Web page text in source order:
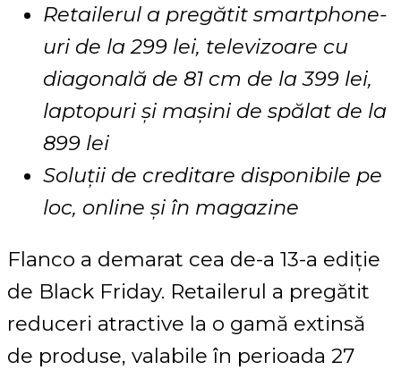
Retailerul a pregătit smartphone-
uri de la 299 lei, televizoare cu
diagonală de 81 cm de la 399 lei,
laptopuri și mașini de spălat de la
899 lei
Soluții de creditare disponibile pe
loc, online și în magazine
Flanco a demarat cea de-a 13-a ediție
de Black Friday. Retailerul a pregătit
reduceri atractive la o gamă extinsă
de produse, valabile în perioada 27